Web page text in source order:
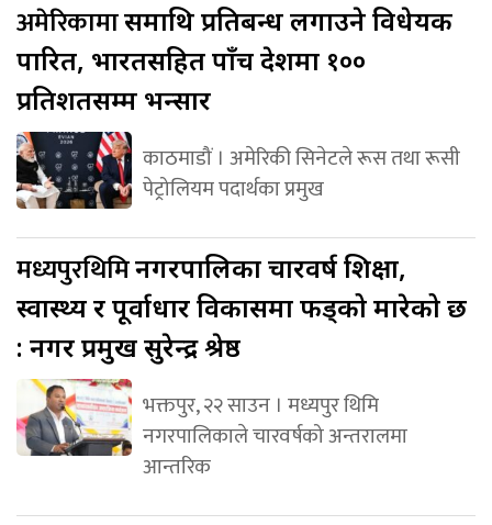
अमेरिकामारूसमाथि प्रतिबन्ध लगाउने विधेयक
पारित, भारतसहित पाँच देशमा १००
प्रतिशतसम्म भन्सार
काठमाडौं । अमेरिकी सिनेटले रूस तथा रूसी
पेट्रोलियम पदार्थका प्रमुख
मध्यपुरथिमिनगरपालिका चारवर्ष शिक्षा,
स्वास्थ्य र पूर्वाधार विकासमा फड्को मारेको छ
: नगर प्रमुख सुरेन्द्र श्रेष्ठ
भक्तपुर, २२ साउन । मध्यपुर थिमि
नगरपालिकाले चारवर्षको अन्तरालमा
आन्तरिक